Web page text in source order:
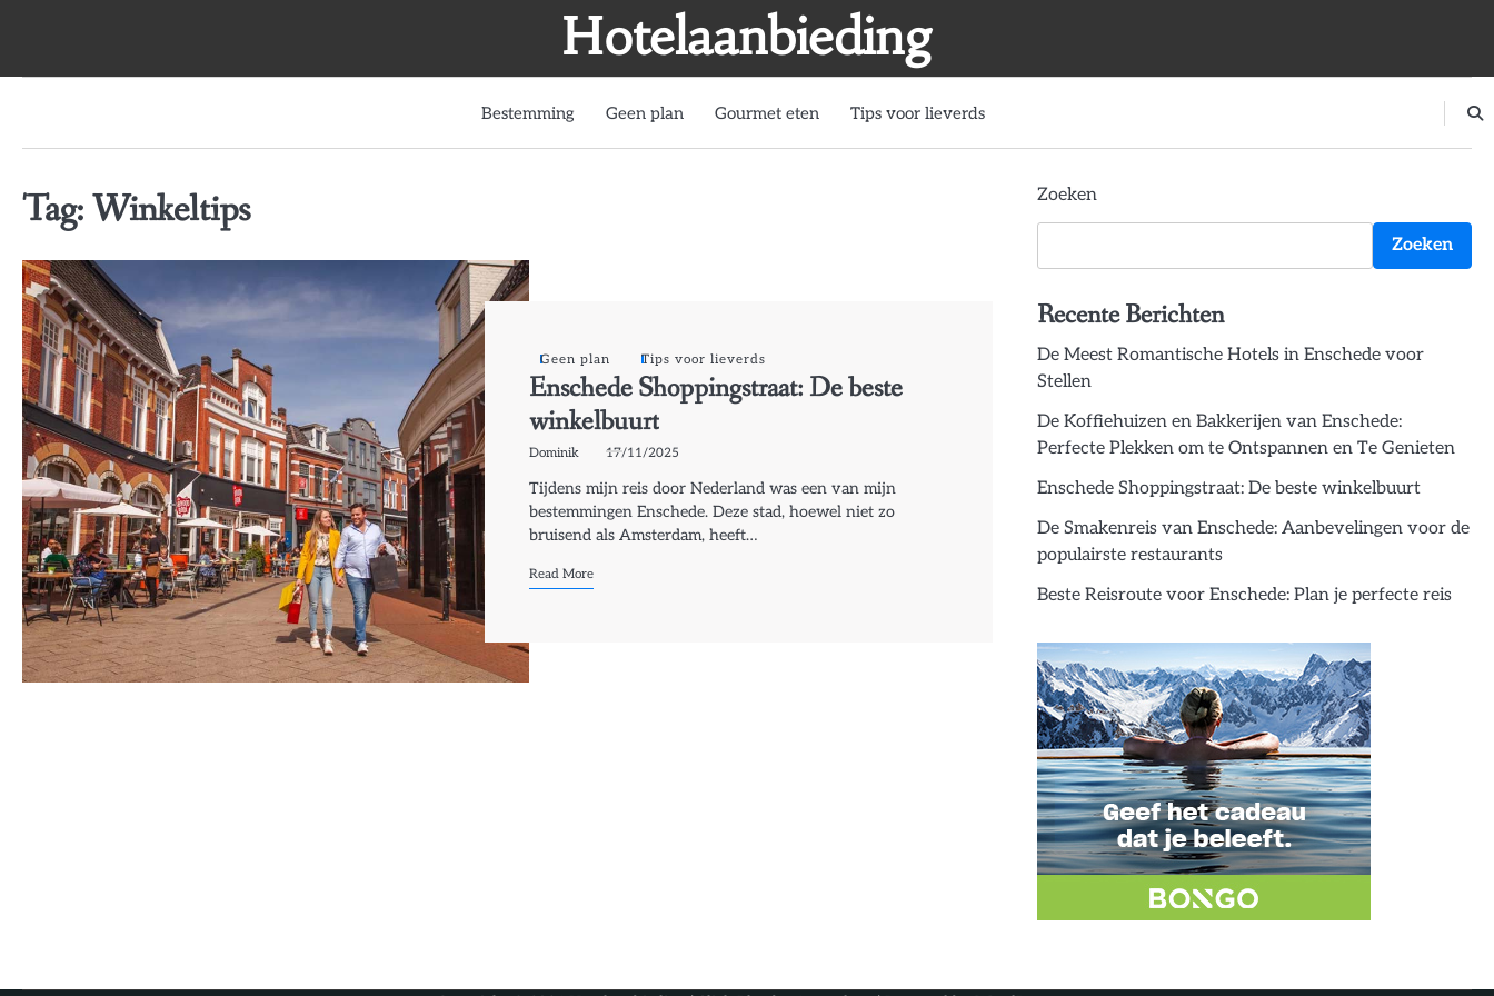
Hotelaanbieding
Bestemming Geen plan Gourmet eten Tips voor lieverds
Tag:Winkeltips
Geen plan Tips voor lieverds
Enschede Shoppingstraat: De beste
winkelbuurt
Dominik 17/11/2025
Tijdens mijn reis door Nederland was een van mijn
bestemmingen Enschede. Deze stad, hoewel niet zo
bruisend als Amsterdam, heeft…
Read More
Zoeken
Zoeken
Recente Berichten
De Meest Romantische Hotels in Enschede voor
Stellen
De Koffiehuizen en Bakkerijen van Enschede:
Perfecte Plekken om te Ontspannen en Te Genieten
Enschede Shoppingstraat: De beste winkelbuurt
De Smakenreis van Enschede: Aanbevelingen voor de
populairste restaurants
Beste Reisroute voor Enschede: Plan je perfecte reis